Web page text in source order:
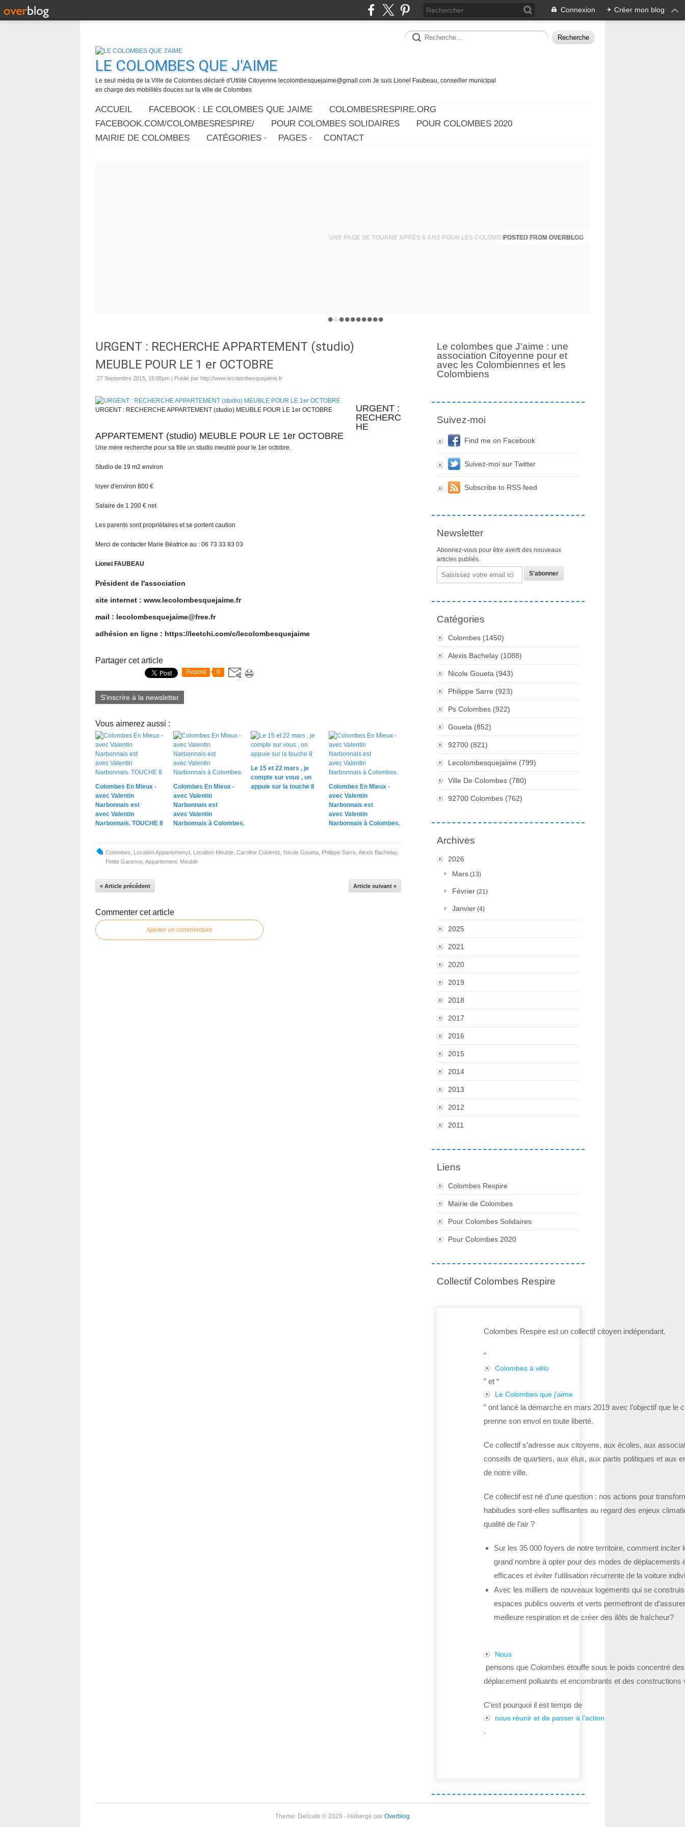
Connexion + Créer mon blog
LE COLOMBES QUE J'AIME
Le seul média de la Ville de Colombes déclaré d'Utilité Citoyenne lecolombesquejaime@gmail.com Je suis Lionel Faubeau, conseiller municipal
en charge des mobilités douces sur la ville de Colombes
ACCUEIL FACEBOOK : LE COLOMBES QUE JAIME
COLOMBESRESPIRE.ORG
FACEBOOK.COM/COLOMBESRESPIRE/
POUR COLOMBES SOLIDAIRES
POUR COLOMBES 2020
MAIRIE DE COLOMBES
CATÉGORIES PAGES CONTACT
POSTED FROM OVERBLOG
UNE PAGE SE TOURNE APRÈS 6 ANS POUR LES COLOMBIENNES ET LES COLOMBIENS
URGENT : RECHERCHE APPARTEMENT (studio)
MEUBLE POUR LE 1 er OCTOBRE
27 Septembre 2015, 15:05pm | Publié par http://www.lecolombesquejaime.fr
URGENT : RECHERCHE APPARTEMENT (studio) MEUBLE POUR LE 1er OCTOBRE
URGENT :
RECHERC
HE
APPARTEMENT (studio) MEUBLE POUR LE 1er OCTOBRE
Une mère recherche pour sa fille un studio meublé pour le 1er octobre.
Studio de 19 m2 environ
loyer d'environ 800 €
Salaire de 1 200 € net
Les parents sont propriétaires et se portent caution
Merci de contacter Marie Béatrice au : 06 73 33 83 03
Lionel FAUBEAU
Président de l'association
site internet : www.lecolombesquejaime.fr
mail : lecolombesquejaime@free.fr
adhésion en ligne : https://leetchi.com/c/lecolombesquejaime
Partager cet article
Repost 0
S'inscrire à la newsletter
Vous aimerez aussi :
Colombes En Mieux -
avec Valentin
Narbonnais est
avec Valentin
Narbonnais. TOUCHE 8
Colombes En Mieux -
avec Valentin
Narbonnais est
avec Valentin
Narbonnais à Colombes.
Le 15 et 22 mars , je
compte sur vous , on
appuie sur la touche 8
Colombes En Mieux -
avec Valentin
Narbonnais est
avec Valentin
Narbonnais à Colombes.
Colombes Location Appartemenyt Location Meuble Caroline Coblentz Nicole Goueta Philippe Sarre Alexis Bachelay,
Petite Garenne Appartement Meublé
« Article précédent Article suivant »
Commenter cet article
Ajouter un commentaire
Le colombes que J'aime : une
association Citoyenne pour et
avec les Colombiennes et les
Colombiens
Suivez-moi
Find me on Facebook
Suivez-moi sur Twitter
Subscribe to RSS feed
Newsletter
Abonnez-vous pour être averti des nouveaux
articles publiés.
Email
Catégories
Colombes (1450)
Alexis Bachelay (1088)
Nicole Goueta (943)
Philippe Sarre (923)
Ps Colombes (922)
Goueta (852)
92700 (821)
Lecolombesquejaime (799)
Ville De Colombes (780)
92700 Colombes (762)
Archives
2026
Mars (13)
Février (21)
Janvier (4)
2025
2021
2020
2019
2018
2017
2016
2015
2014
2013
2012
2011
Liens
Colombes Respire
Mairie de Colombes
Pour Colombes Solidaires
Pour Colombes 2020
Collectif Colombes Respire
Colombes Respire est un collectif citoyen indépendant.
“
Colombes à vélo
” et “
Le Colombes que j’aime
” ont lancé la démarche en mars 2019 avec l’objectif que le
prenne son envol en toute liberté.
Ce collectif s’adresse aux citoyens, aux écoles, aux
conseils de quartiers, aux élus, aux partis politiques et aux
de notre ville.
Ce collectif est né d’une question : nos actions pour
habitudes sont-elles suffisantes au regard des enjeux
qualité de l’air ?
Sur les 35 000 foyers de notre territoire, comment inciter
grand nombre à opter pour des modes de déplacements
efficaces et éviter l’utilisation récurrente de la voiture
Avec les milliers de nouveaux logements qui se
espaces publics ouverts et verts permettront de
meilleure respiration et de créer des ilôts de fraîcheur?
Nous
pensons que Colombes étouffe sous le poids concentré
déplacement polluants et encombrants et des constructions
C’est pourquoi il est temps de
nous réunir et de passer à l’action
.
Theme: Delicate © 2026 - Hébergé par Overblog